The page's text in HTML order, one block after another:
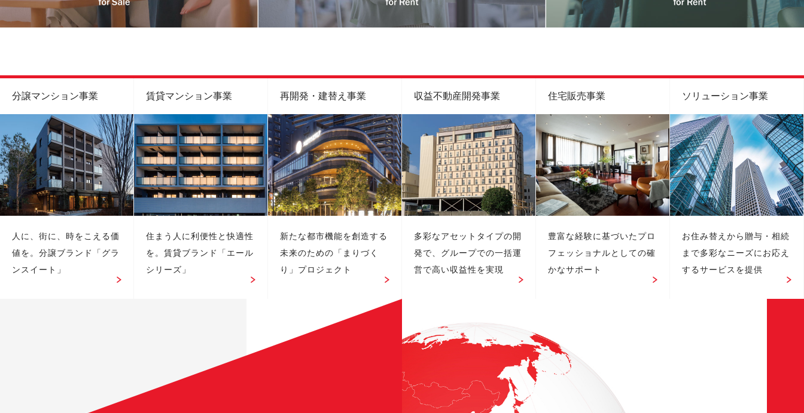
分譲マンション事業
人に、街に、時をこえる価
値を。分譲ブランド「グラ
ンスイート」
賃貸マンション事業
住まう人に利便性と快適性
を。賃貸ブランド「エール
シリーズ」
再開発・建替え事業
新たな都市機能を創造する
未来のための「まりづく
り」プロジェクト
収益不動産開発事業
多彩なアセットタイプの開
発で、グループでの一括運
営で高い収益性を実現
住宅販売事業
豊富な経験に基づいたプロ
フェッショナルとしての確
かなサポート
ソリューション事業
お住み替えから贈与・相続
まで多彩なニーズにお応え
するサービスを提供